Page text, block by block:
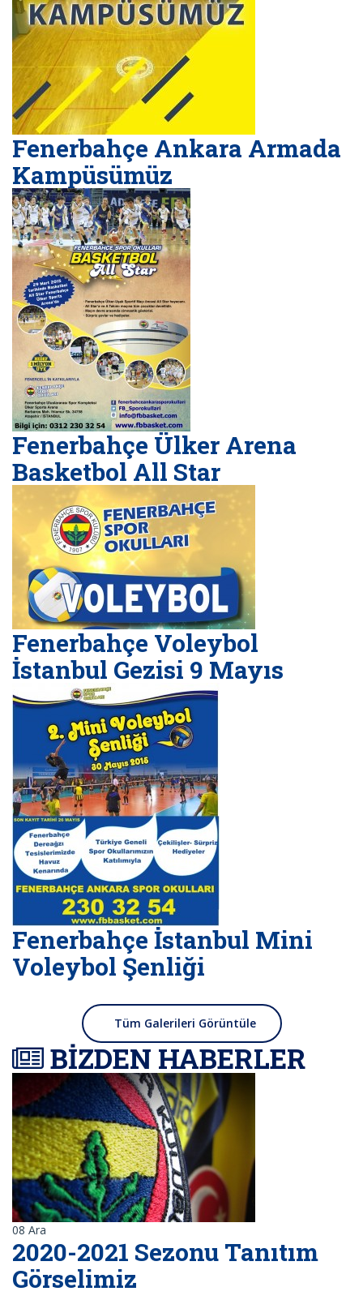
Fenerbahçe Ankara Armada
Kampüsümüz
Fenerbahçe Ülker Arena
Basketbol All Star
Fenerbahçe Voleybol
İstanbul Gezisi 9 Mayıs
Fenerbahçe İstanbul Mini
Voleybol Şenliği
Tüm Galerileri Görüntüle
BİZDEN HABERLER
08 Ara
2020-2021 Sezonu Tanıtım
Görselimiz